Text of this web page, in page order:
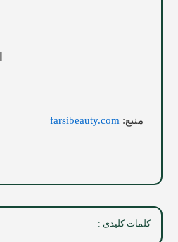
منبع: farsibeauty.com
کلمات کلیدی :